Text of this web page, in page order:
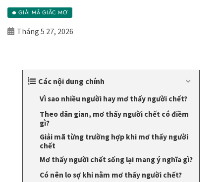
GIẢI MÃ GIẤC MƠ
Tháng 5 27, 2026
Các nội dung chính
Vì sao nhiều người hay mơ thấy người chết?
Theo dân gian, mơ thấy người chết có điềm
gì?
Giải mã từng trường hợp khi mơ thấy người
chết
Mơ thấy người chết sống lại mang ý nghĩa gì?
Có nên lo sợ khi nằm mơ thấy người chết?